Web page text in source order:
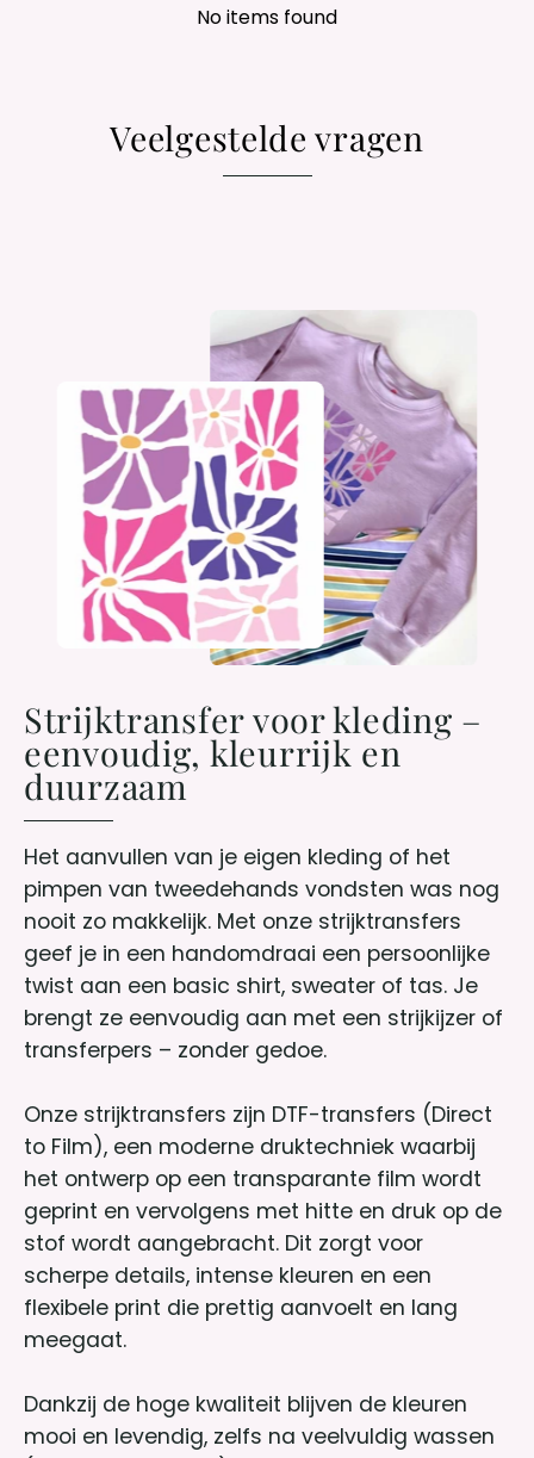
No items found
Veelgestelde vragen
Strijktransfer voor kleding –
eenvoudig, kleurrijk en
duurzaam
Het aanvullen van je eigen kleding of het
pimpen van tweedehands vondsten was nog
nooit zo makkelijk. Met onze strijktransfers
geef je in een handomdraai een persoonlijke
twist aan een basic shirt, sweater of tas. Je
brengt ze eenvoudig aan met een strijkijzer of
transferpers – zonder gedoe.
Onze strijktransfers zijn DTF-transfers (Direct
to Film), een moderne druktechniek waarbij
het ontwerp op een transparante film wordt
geprint en vervolgens met hitte en druk op de
stof wordt aangebracht. Dit zorgt voor
scherpe details, intense kleuren en een
flexibele print die prettig aanvoelt en lang
meegaat.
Dankzij de hoge kwaliteit blijven de kleuren
mooi en levendig, zelfs na veelvuldig wassen